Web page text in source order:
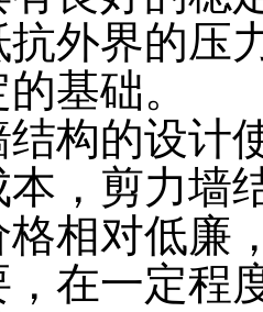
抗外界的压
基础。
结构的设计
本，剪力墙
格相对低廉
，在一定程